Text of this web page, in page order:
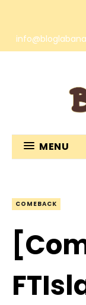
MENU
COMEBACK